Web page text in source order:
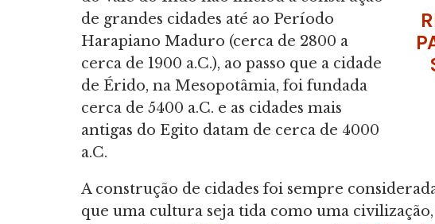
de grandes cidades até ao Período
Harapiano Maduro (cerca de 2800 a
cerca de 1900 a.C.), ao passo que a cidade
de Érido, na Mesopotâmia, foi fundada
cerca de 5400 a.C. e as cidades mais
antigas do Egito datam de cerca de 4000
a.C.
A construção de cidades foi sempre
que uma cultura seja tida como uma